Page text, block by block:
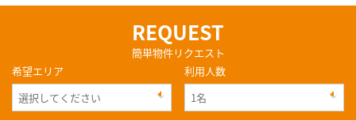
REQUEST
簡単物件リクエスト
希望エリア
利用人数